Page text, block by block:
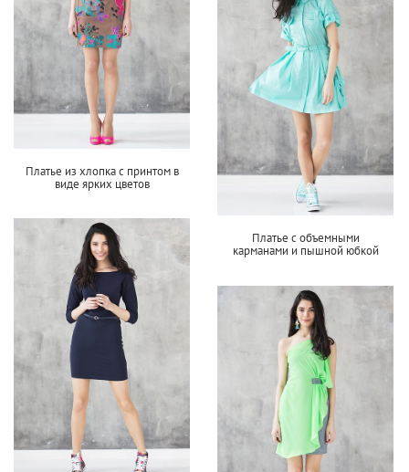
Платье из хлопка с принтом в
виде ярких цветов
Платье с объемными
карманами и пышной юбкой